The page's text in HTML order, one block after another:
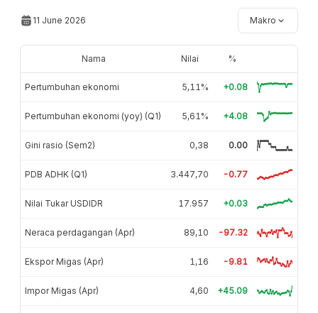
11 June 2026 Makro
Nama Nilai %
Pertumbuhan ekonomi 5,11% +0.08
Pertumbuhan ekonomi (yoy) (Q1) 5,61% +4.08
Gini rasio (Sem2) 0,38 0.00
PDB ADHK (Q1) 3.447,70 -0.77
Nilai Tukar USDIDR 17.957 +0.03
Neraca perdagangan (Apr) 89,10 -97.32
Ekspor Migas (Apr) 1,16 -9.81
Impor Migas (Apr) 4,60 +45.09